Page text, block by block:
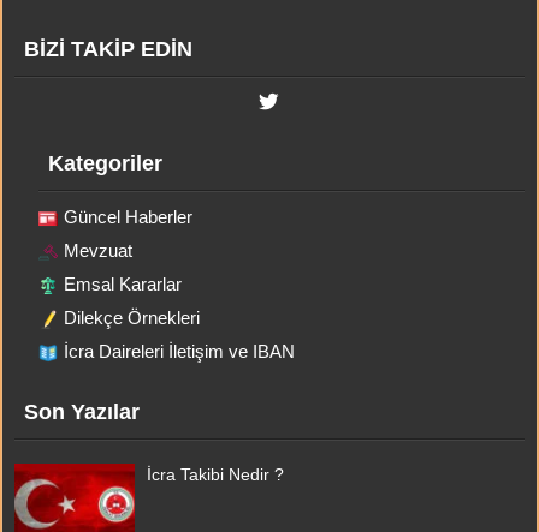
BİZİ TAKİP EDİN
Kategoriler
Güncel Haberler
Mevzuat
Emsal Kararlar
Dilekçe Örnekleri
İcra Daireleri İletişim ve IBAN
Son Yazılar
İcra Takibi Nedir ?